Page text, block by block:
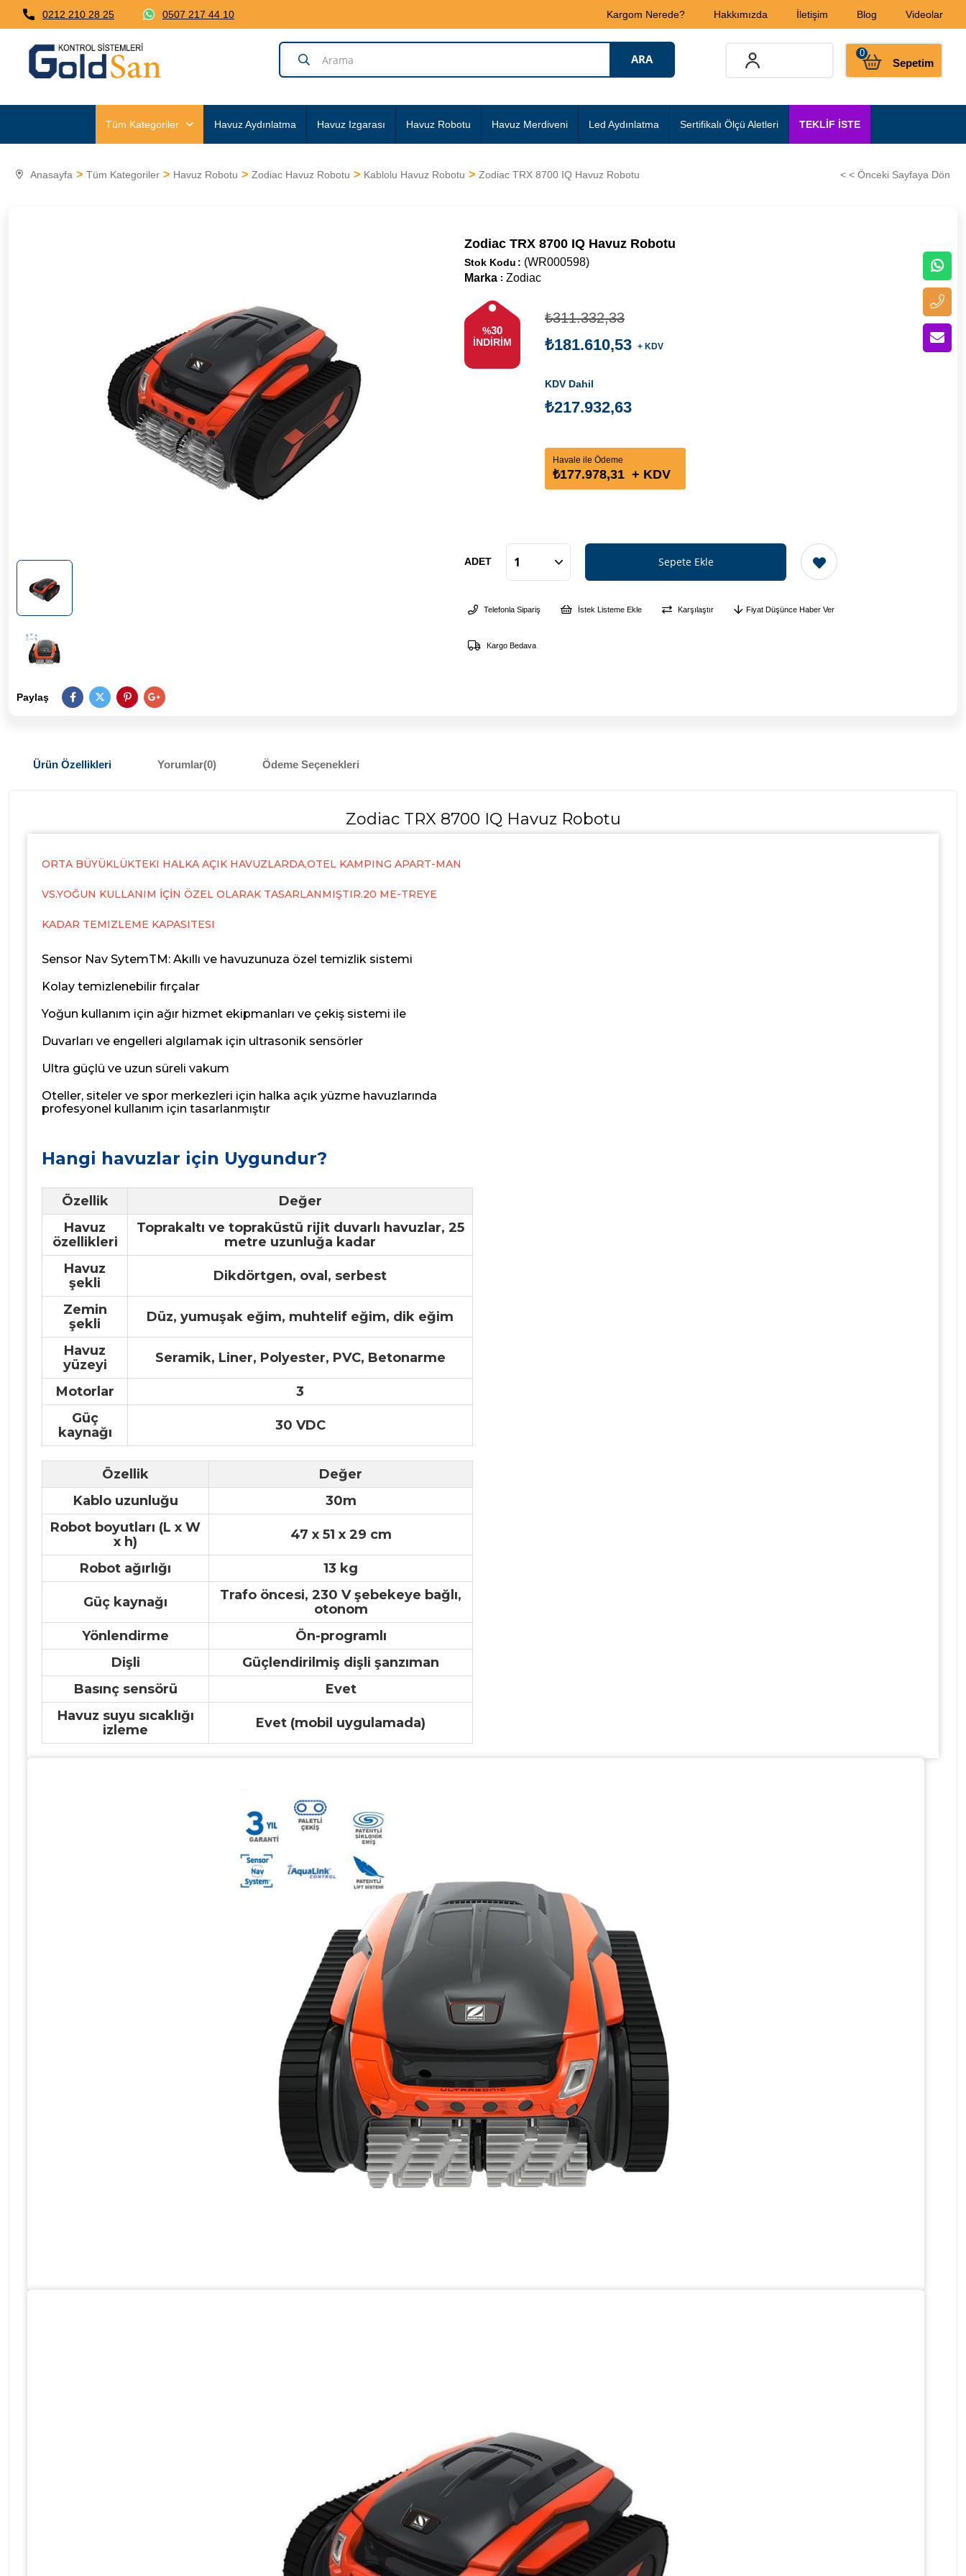
0212 210 28 25 0507 217 44 10 Kargom Nerede? Hakkımızda İletişim Blog Videolar
Sepetim
0
Tüm Kategoriler Havuz Aydınlatma Havuz Izgarası Havuz Robotu Havuz Merdiveni Led Aydınlatma Sertifikalı Ölçü Aletleri TEKLİF İSTE
Anasayfa Tüm Kategoriler Havuz Robotu Zodiac Havuz Robotu Kablolu Havuz Robotu Zodiac TRX 8700 IQ Havuz Robotu < < Önceki Sayfaya Dön
Paylaş
Zodiac TRX 8700 IQ Havuz Robotu
(WR000598)
Stok Kodu
Marka : Zodiac
%30
İNDIRIM
₺311.332,33
₺181.610,53 + KDV
KDV Dahil
₺217.932,63
Havale ile Ödeme
₺177.978,31 + KDV
ADET
Telefonla Sipariş İstek Listeme Ekle Karşılaştır Fiyat Düşünce Haber Ver
Kargo Bedava
Ürün Özellikleri Yorumlar(0) Ödeme Seçenekleri
Zodiac TRX 8700 IQ Havuz Robotu
ORTA BÜYÜKLÜKTEKI HALKA AÇIK HAVUZLARDA,OTEL KAMPING APART-MAN
VS.YOĞUN KULLANIM İÇİN ÖZEL OLARAK TASARLANMIŞTIR.20 ME-TREYE
KADAR TEMIZLEME KAPASITESI
Sensor Nav SytemTM: Akıllı ve havuzunuza özel temizlik sistemi
Kolay temizlenebilir fırçalar
Yoğun kullanım için ağır hizmet ekipmanları ve çekiş sistemi ile
Duvarları ve engelleri algılamak için ultrasonik sensörler
Ultra güçlü ve uzun süreli vakum
Oteller, siteler ve spor merkezleri için halka açık yüzme havuzlarında
profesyonel kullanım için tasarlanmıştır
Hangi havuzlar için Uygundur?
Özellik
Değer
Havuz
özellikleri
Toprakaltı ve topraküstü rijit duvarlı havuzlar, 25
metre uzunluğa kadar
Havuz
şekli
Dikdörtgen, oval, serbest
Zemin
şekli
Düz, yumuşak eğim, muhtelif eğim, dik eğim
Havuz
yüzeyi
Seramik, Liner, Polyester, PVC, Betonarme
Motorlar
3
Güç
kaynağı
30 VDC
Özellik
Değer
Kablo uzunluğu
30m
Robot boyutları (L x W
x h)
47 x 51 x 29 cm
Robot ağırlığı 13 kg
Güç kaynağı
Trafo öncesi, 230 V şebekeye bağlı,
otonom
Yönlendirme
Ön-programlı
Dişli
Güçlendirilmiş dişli şanzıman
Basınç sensörü
Evet
Havuz suyu sıcaklığı
izleme
Evet (mobil uygulamada)